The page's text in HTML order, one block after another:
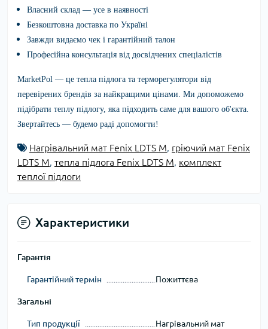
Власний склад — усе в наявності
Безкоштовна доставка по Україні
Завжди видаємо чек і гарантійний талон
Професійна консультація від досвідчених спеціалістів
MarketPol — це тепла підлога та терморегулятори від
перевірених брендів за найкращими цінами. Ми допоможемо
підібрати теплу підлогу, яка підходить саме для вашого об'єкта.
Звертайтесь — будемо раді допомогти!
Нагрівальний мат Fenix LDTS M гріючий мат Fenix
LDTS M тепла підлога Fenix LDTS M комплект
теплої підлоги
Характеристики
Гарантія
Гарантійний термін Пожиттєва
Загальні
Тип продукції Нагрівальний мат